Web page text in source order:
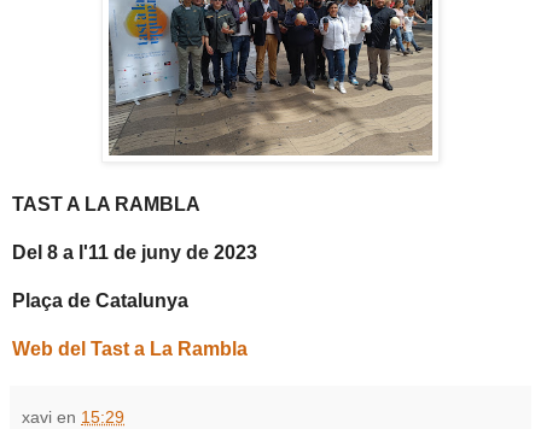
TAST A LA RAMBLA
Del 8 a l'11 de juny de 2023
Plaça de Catalunya
Web del Tast a La Rambla
xavi en 15:29